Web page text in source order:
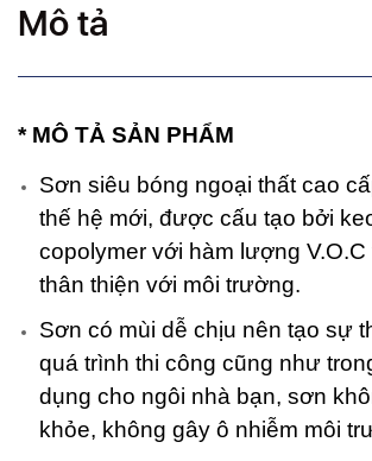
Mô tả
* MÔ TẢ SẢN PHẨM
Sơn siêu bóng ngoại thất cao
thế hệ mới, được cấu tạo bởi
copolymer với hàm lượng V.O.C
thân thiện với môi trường.
Sơn có mùi dễ chịu nên tạo sự
quá trình thi công cũng như
dụng cho ngôi nhà bạn, sơn
khỏe, không gây ô nhiễm môi